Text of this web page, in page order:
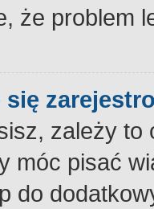
że problem
się
zależy
móc pisać
do